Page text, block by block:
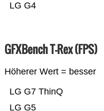
LG G4
GFXBench T-Rex (FPS)
Höherer Wert = besser
LG G5
LG G7 ThinQ